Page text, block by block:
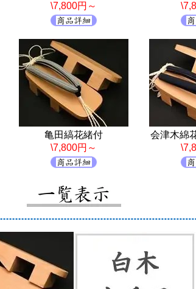
\7,800円～
亀田縞花緒付
\7,800円～
会津木綿